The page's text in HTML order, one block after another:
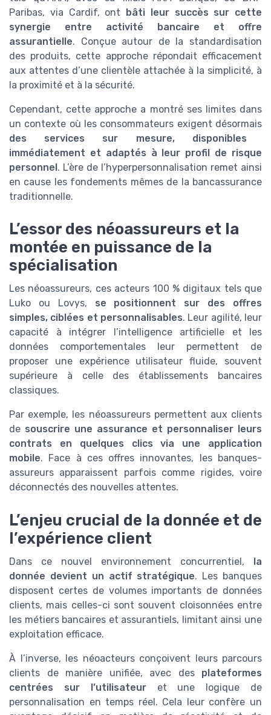
Paribas, via Cardif, ont
bâti leur succès sur cette
synergie entre activité bancaire et offre
assurantielle. Conçue autour de la standardisation
des produits, cette approche répondait efficacement
aux attentes d’une clientèle attachée à la simplicité, à
la proximité et à la sécurité.
Cependant, cette approche a montré ses limites dans
un contexte où les consommateurs exigent désormais
des services sur mesure, disponibles
immédiatement et adaptés à leur profil de risque
personnel . L’ère de l’hyperpersonnalisation remet ainsi
en cause les fondements mêmes de la bancassurance
traditionnelle.
L’essor des néoassureurs et la
montée en puissance de la
spécialisation
Les néoassureurs, ces acteurs 100 % digitaux tels que
Luko ou Lovys, se positionnent sur des offres
simples, ciblées et personnalisables. Leur agilité, leur
capacité à intégrer l’intelligence artificielle et les
données comportementales leur permettent de
proposer une expérience utilisateur fluide, souvent
supérieure à celle des établissements bancaires
classiques.
Par exemple, les néoassureurs permettent aux clients
de souscrire une assurance et personnaliser leurs
contrats en quelques clics via une application
mobile. Face à ces offres innovantes, les banques-
assureurs apparaissent parfois comme rigides, voire
déconnectés des nouvelles attentes.
L’enjeu crucial de la donnée et de
l’expérience client
Dans ce nouvel environnement concurrentiel, la
donnée devient un actif stratégique. Les banques
disposent certes de volumes importants de données
clients, mais celles-ci sont souvent cloisonnées entre
les métiers bancaires et assurantiels, limitant ainsi une
exploitation efficace.
À l’inverse, les néoacteurs conçoivent leurs parcours
clients de manière unifiée, avec des plateformes
centrées sur l’utilisateuret une logique de
personnalisation en temps réel. Cela leur confère un